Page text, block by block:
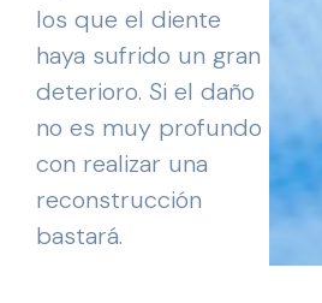
los que el diente
haya sufrido un gran
deterioro. Si el daño
no es muy profundo
con realizar una
reconstrucción
bastará.